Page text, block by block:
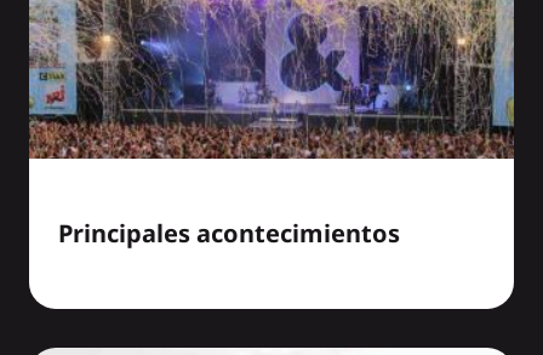
Principales acontecimientos